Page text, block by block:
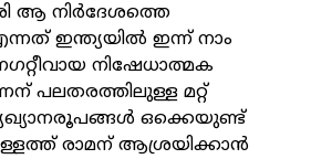
ആ നിർദേശത്തെ
ഇന്ത്യയിൽ ഇന്ന് നാം
നിഷേധാത്മക
പലതരത്തിലുള്ള മറ്റ്
ഒക്കെയുണ്ട്
രാമന് ആശ്രയിക്കാൻ